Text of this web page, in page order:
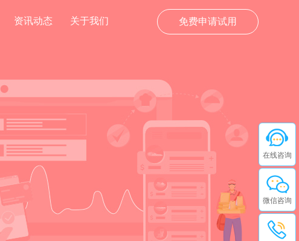
免费申请试用
资讯动态 关于我们
在线咨询
微信咨询